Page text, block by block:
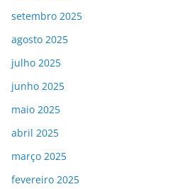
setembro 2025
agosto 2025
julho 2025
junho 2025
maio 2025
abril 2025
março 2025
fevereiro 2025